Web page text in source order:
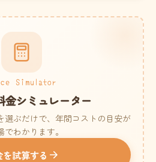
Simulator
金シミュレーター
選ぶだけで、年間コストの目安が
でわかります。
を試算する